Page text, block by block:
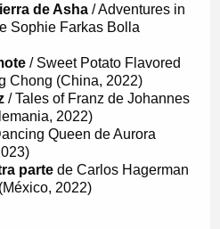
de Asha/ Adventures in
Sophie Farkas Bolla
/ Sweet Potato Flavored
Chong (China, 2022)
/ Tales of Franz de Johannes
2022)
Queen de Aurora
parte de Carlos Hagerman
2022)